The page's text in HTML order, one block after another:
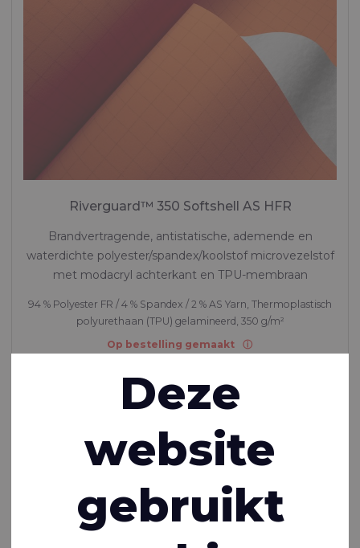
Riverguard™ 350 Softshell AS HFR
Brandvertragende, antistatische, ademende en
waterdichte polyester/spandex/koolstof microvezelstof
met modacryl achterkant en TPU-membraan
94 % Polyester FR / 4 % Spandex / 2 % AS Yarn, Thermoplastisch
polyurethaan (TPU) gelamineerd, 350 g/m²
Op bestelling gemaakt
Deze
website
gebruikt